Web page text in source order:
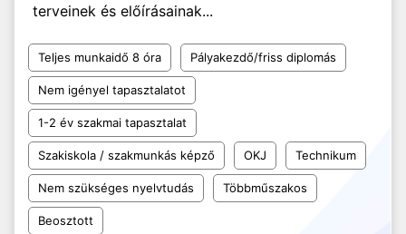
terveinek és előírásainak...
Teljes munkaidő 8 óra Pályakezdő/friss diplomás
Nem igényel tapasztalatot
1-2 év szakmai tapasztalat
Szakiskola / szakmunkás képző OKJ Technikum
Nem szükséges nyelvtudás Többműszakos
Beosztott